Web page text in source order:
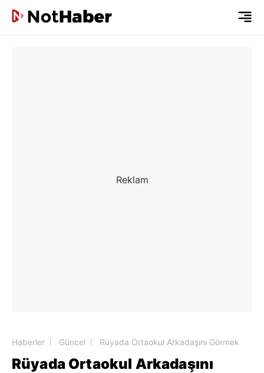
Haberler Güncel Rüyada Ortaokul Arkadaşını Görmek
Rüyada Ortaokul Arkadaşını